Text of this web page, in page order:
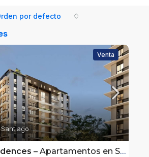
por defecto
Venta
– Apartamentos en Santiago con Exclusivas Amenidades